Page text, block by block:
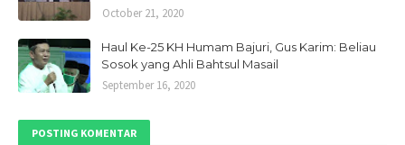
October 21, 2020
Haul Ke-25 KH Humam Bajuri, Gus Karim: Beliau
Sosok yang Ahli Bahtsul Masail
September 16, 2020
POSTING KOMENTAR